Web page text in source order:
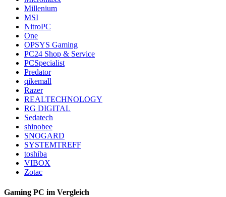
Millenium
MSI
NitroPC
One
OPSYS Gaming
PC24 Shop & Service
PCSpecialist
Predator
qikemall
Razer
REALTECHNOLOGY
RG DIGITAL
Sedatech
shinobee
SNOGARD
SYSTEMTREFF
toshiba
VIBOX
Zotac
Gaming PC im Vergleich